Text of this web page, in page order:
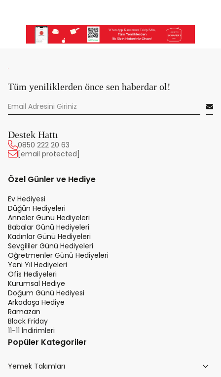
Tüm yeniliklerden önce sen haberdar ol!
Destek Hattı
0850 222 20 63
[email protected]
Özel Günler ve Hediye
Ev Hediyesi
Düğün Hediyeleri
Anneler Günü Hediyeleri
Babalar Günü Hediyeleri
Kadınlar Günü Hediyeleri
Sevgililer Günü Hediyeleri
Öğretmenler Günü Hediyeleri
Yeni Yıl Hediyeleri
Ofis Hediyeleri
Kurumsal Hediye
Doğum Günü Hediyesi
Arkadaşa Hediye
Ramazan
Black Friday
11-11 İndirimleri
Popüler Kategoriler
Yemek Takımları